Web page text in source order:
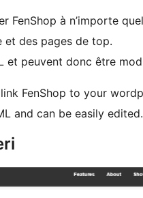
FenShop à n’importe
et des pages de top.
et peuvent donc être
FenShop to your
and can be easily edited.